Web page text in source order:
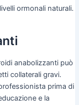
ormonali naturali.
anabolizzanti può
collaterali gravi.
prima di
e la